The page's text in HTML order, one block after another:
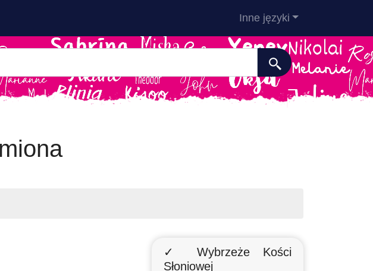
Inne języki
✓ Wybrzeże Kości
Słoniowej